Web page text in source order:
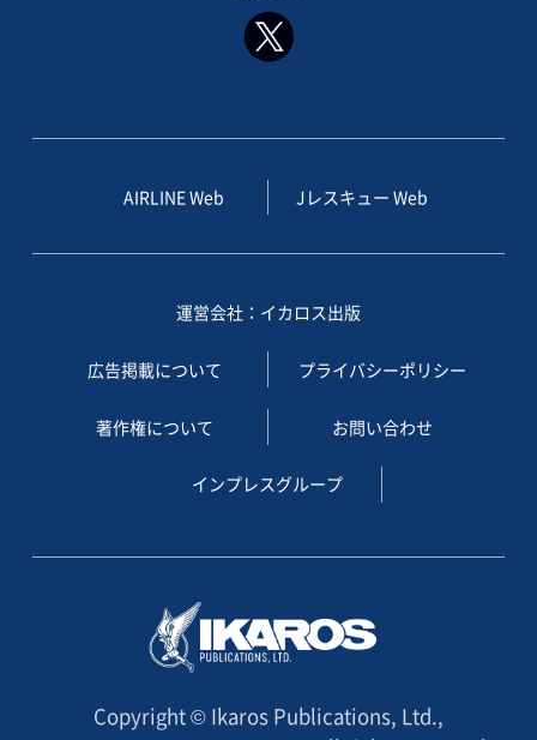
AIRLINE Web Jレスキュー Web
運営会社：イカロス出版
広告掲載について プライバシーポリシー
著作権について お問い合わせ
インプレスグループ
Copyright © Ikaros Publications, Ltd.,